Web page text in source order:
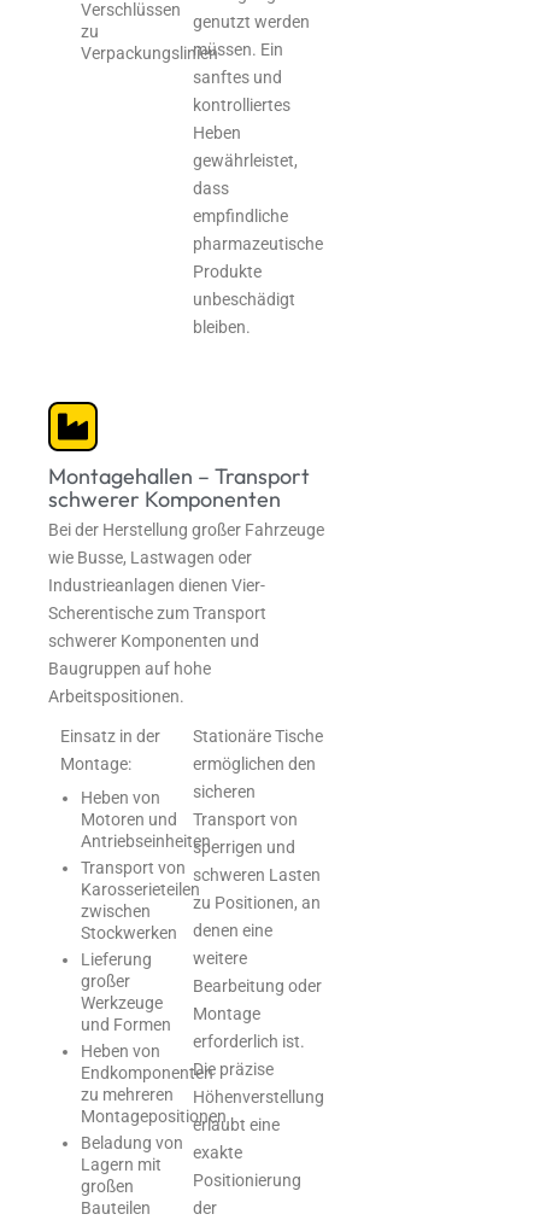
Verschlüssen
zu
Verpackungslinien
genutzt werden
müssen. Ein
sanftes und
kontrolliertes
Heben
gewährleistet,
dass
empfindliche
pharmazeutische
Produkte
unbeschädigt
bleiben.
Montagehallen – Transport
schwerer Komponenten
Bei der Herstellung großer Fahrzeuge
wie Busse, Lastwagen oder
Industrieanlagen dienen Vier-
Scherentische zum Transport
schwerer Komponenten und
Baugruppen auf hohe
Arbeitspositionen.
Einsatz in der
Montage:
Heben von
Motoren und
Antriebseinheiten
Transport von
Karosserieteilen
zwischen
Stockwerken
Lieferung
großer
Werkzeuge
und Formen
Heben von
Endkomponenten
zu mehreren
Montagepositionen
Beladung von
Lagern mit
großen
Bauteilen
Stationäre Tische
ermöglichen den
sicheren
Transport von
sperrigen und
schweren Lasten
zu Positionen, an
denen eine
weitere
Bearbeitung oder
Montage
erforderlich ist.
Die präzise
Höhenverstellung
erlaubt eine
exakte
Positionierung
der